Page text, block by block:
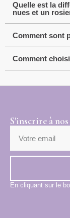
Quelle est la
nues et un
Comment sont
Comment
S'inscrire à
En cliquant sur le